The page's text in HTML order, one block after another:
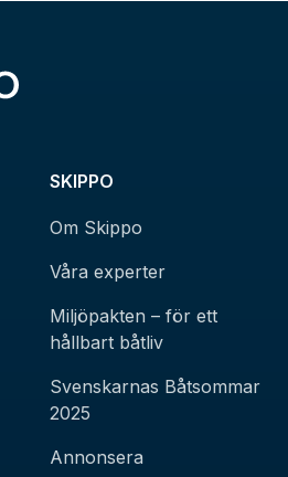
SKIPPO
Om Skippo
Våra experter
Miljöpakten – för ett
hållbart båtliv
Svenskarnas Båtsommar
2025
Annonsera